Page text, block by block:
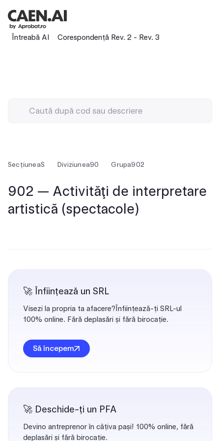
Întreabă AI Corespondență Rev. 2 - Rev. 3
SecțiuneaS Diviziunea90 Grupa902
902 — Activităţi de interpretare
artistică (spectacole)
🚀 Înființează un SRL
Visezi la propria ta afacere?Înființează-ți SRL-ul
100% online. Fără deplasări și fără birocație.
Să începem
🚀 Deschide-ți un PFA
Devino antreprenor în câțiva pași! 100% online, fără
deplasări și fără birocație.